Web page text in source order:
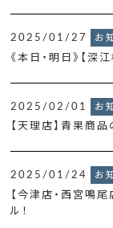
2025/01/27 お
《本日・明日》【深
2025/02/01 お
【天理店】青果商
2025/01/24 お
【今津店・西宮鳴
ル！